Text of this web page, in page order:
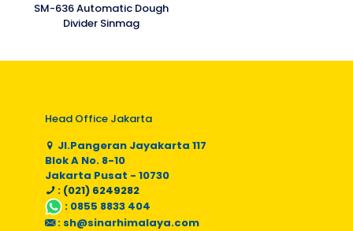
SM-636 Automatic Dough
Divider Sinmag
Head Office Jakarta
Jl.Pangeran Jayakarta 117
Blok A No. 8-10
Jakarta Pusat - 10730
: (021) 6249282
: 0855 8833 404
: sh@sinarhimalaya.com